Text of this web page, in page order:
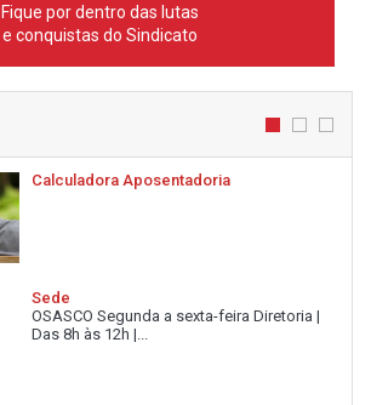
Fique por dentro das lutas
e conquistas do Sindicato
Calculadora Aposentadoria
Sede
OSASCO Segunda a sexta-feira Diretoria |
Das 8h às 12h |...